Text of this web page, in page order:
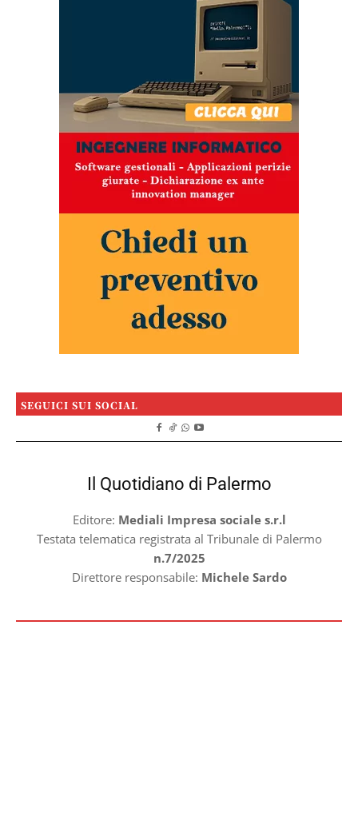
SEGUICI SUI SOCIAL
Il Quotidiano di Palermo
Editore: Mediali Impresa sociale s.r.l
Testata telematica registrata al Tribunale di Palermo
n.7/2025
Direttore responsabile: Michele Sardo